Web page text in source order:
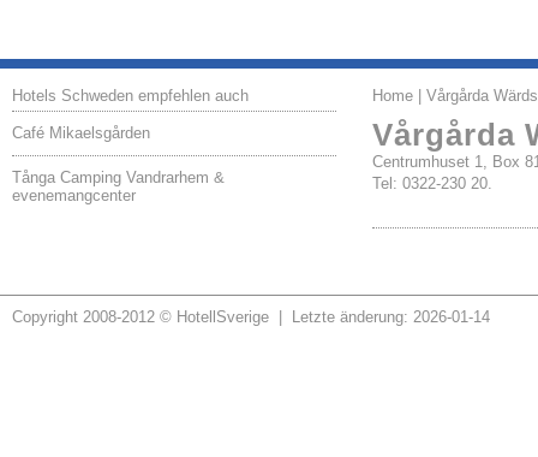
Hotels Schweden empfehlen auch
Café Mikaelsgården
Tånga Camping Vandrarhem &
evenemangcenter
Home | Vårgårda
Vårgårda
Centrumhuset 1, Box
Tel: 0322-230 20.
Copyright 2008-2012 © HotellSverige | Letzte änderung: 2026-01-14